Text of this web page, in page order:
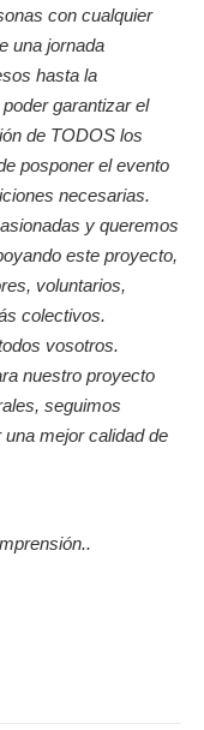
con cualquier
una jornada
hasta la
garantizar el
de TODOS los
posponer el evento
necesarias.
y queremos
este proyecto,
voluntarios,
colectivos.
vosotros.
nuestro proyecto
seguimos
mejor calidad de